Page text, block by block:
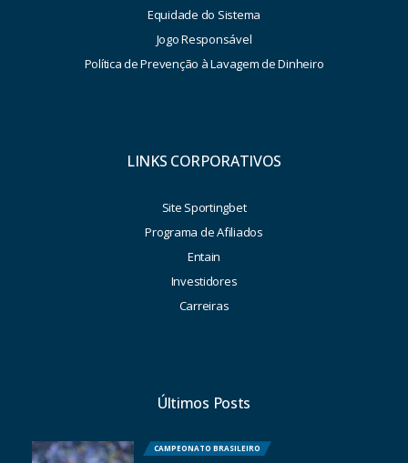
Equidade do Sistema
Jogo Responsável
Política de Prevenção à Lavagem de Dinheiro
LINKS CORPORATIVOS
Site Sportingbet
Programa de Afiliados
Entain
Investidores
Carreiras
Últimos Posts
CAMPEONATO BRASILEIRO